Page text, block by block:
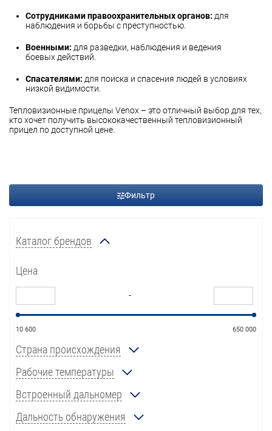
Фильтр
Каталог брендов
Цена
-
10 600 650 000
Страна происхождения
Рабочие температуры
Встроенный дальномер
Дальность обнаружения
Сотрудниками правоохранительных органов: для
наблюдения и борьбы с преступностью.
Военными: для разведки, наблюдения и ведения
боевых действий.
Спасателями: для поиска и спасения людей в условиях
низкой видимости.
Тепловизионные прицелы Venox – это отличный выбор для тех,
кто хочет получить высококачественный тепловизионный
прицел по доступной цене.